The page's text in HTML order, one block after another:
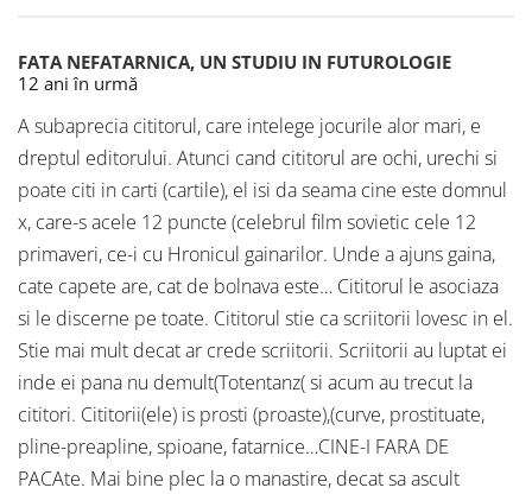
FATA NEFATARNICA, UN STUDIU IN FUTUROLOGIE
12 ani în urmă
A subaprecia cititorul, care intelege jocurile alor mari, e
dreptul editorului. Atunci cand cititorul are ochi, urechi si
poate citi in carti (cartile), el isi da seama cine este domnul
x, care-s acele 12 puncte (celebrul film sovietic cele 12
primaveri, ce-i cu Hronicul gainarilor. Unde a ajuns gaina,
cate capete are, cat de bolnava este… Cititorul le asociaza
si le discerne pe toate. Cititorul stie ca scriitorii lovesc in el.
Stie mai mult decat ar crede scriitorii. Scriitorii au luptat ei
inde ei pana nu demult(Totentanz( si acum au trecut la
cititori. Cititorii(ele) is prosti (proaste),(curve, prostituate,
pline-preapline, spioane, fatarnice…CINE-I FARA DE
PACAte. Mai bine plec la o manastire, decat sa ascult